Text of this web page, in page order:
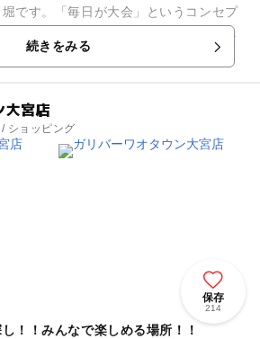
です。「毎日が大会」というコンセプ
釣果が集計され、上位に入ると賞品が
り大会...
続きをみる
大宮店
ショッピング
保存
214
！！みんなで楽しめる場所！！